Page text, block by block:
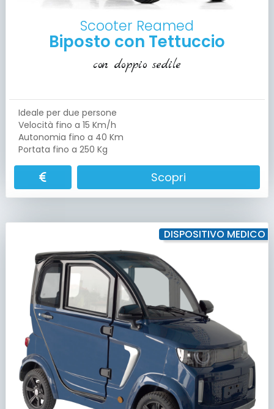
Scooter Reamed
Biposto con Tettuccio
con doppio sedile
Ideale per due persone
Velocità fino a 15 Km/h
Autonomia fino a 40 Km
Portata fino a 250 Kg
Scopri
DISPOSITIVO MEDICO